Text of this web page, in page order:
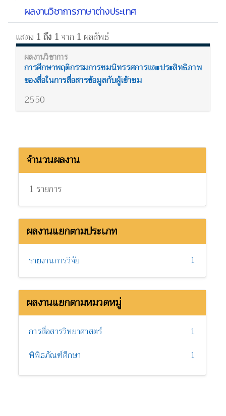
ผลงานวิชาการภาษาต่างประเทศ
แสดง 1 ถึง 1จาก 1 ผลลัพธ์
การศึกษาพฤติกรรมการชมนิทรรศการและประสิทธิภาพ
ของสื่อในการสื่อสารข้อมูลกับผู้เข้าชม
2550
จำนวนผลงาน
1 รายการ
ผลงานแยกตามประเภท
รายงานการวิจัย 1
ผลงานแยกตามหมวดหมู่
การสื่อสารวิทยาศาสตร์
1
พิพิธภัณฑ์ศึกษา
1